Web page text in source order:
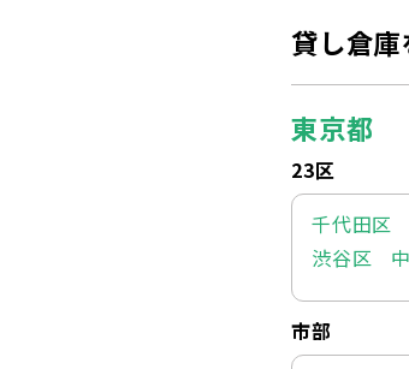
貸し倉庫
東京都
23区
千代田区
渋谷区
市部